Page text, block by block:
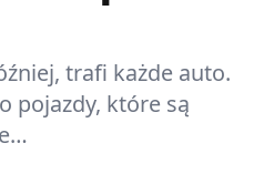
trafi każde auto.
pojazdy, które są